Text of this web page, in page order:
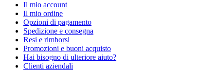
Il mio account
Il mio ordine
Opzioni di pagamento
Spedizione e consegna
Resi e rimborsi
Promozioni e buoni acquisto
Hai bisogno di ulteriore aiuto?
Clienti aziendali